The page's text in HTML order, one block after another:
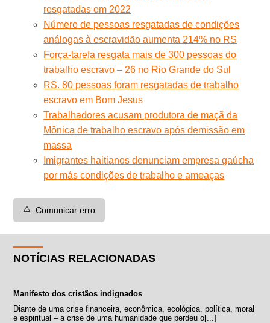
resgatadas em 2022
Número de pessoas resgatadas de condições
análogas à escravidão aumenta 214% no RS
Força-tarefa resgata mais de 300 pessoas do
trabalho escravo – 26 no Rio Grande do Sul
RS. 80 pessoas foram resgatadas de trabalho
escravo em Bom Jesus
Trabalhadores acusam produtora de maçã da
Mônica de trabalho escravo após demissão em
massa
Imigrantes haitianos denunciam empresa gaúcha
por más condições de trabalho e ameaças
⚠️ Comunicar erro
NOTÍCIAS RELACIONADAS
Manifesto dos cristãos indignados
Diante de uma crise financeira, econômica, ecológica, política, moral
e espiritual – a crise de uma humanidade que perdeu o[...]